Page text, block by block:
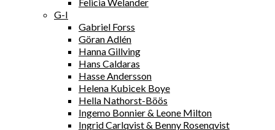
G-I
Gabriel Forss
Göran Adlén
Hanna Gillving
Hans Caldaras
Hasse Andersson
Helena Kubicek Boye
Hella Nathorst-Böös
Ingemo Bonnier & Leone Milton
Ingrid Carlqvist & Benny Rosenqvist